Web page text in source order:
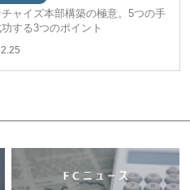
ャイズ本部構築の極意。5つの手
功する3つのポイント